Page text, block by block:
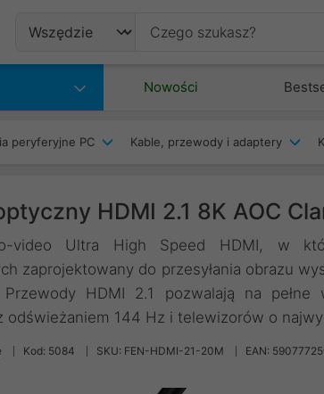
Nowości
peryferyjne PC Kable, przewody i adaptery
HDMI 2.1 8K AOC
video Ultra High Speed HDMI, w
zaprojektowany do przesyłania obrazu
HDMI 2.1 pozwalają na pełne
odświeżaniem 144 Hz i telewizorów o
Kod: 5084 SKU: FEN-HDMI-21-20M EAN: